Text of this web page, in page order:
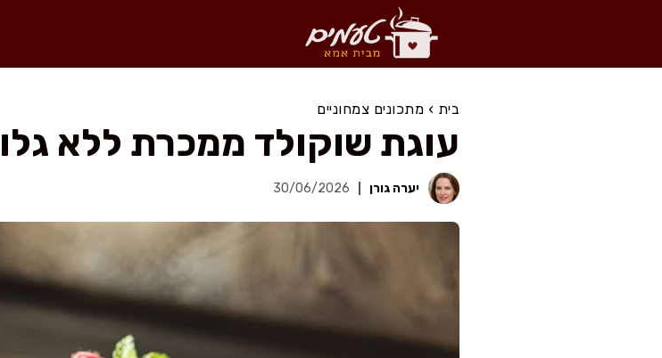
בית › מתכונים צמחוניים
עוגת שוקולד ממכרת ללא
יערה גורן 30/06/2026